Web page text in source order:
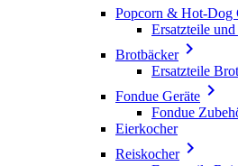
Popcorn & Hot-Dog
Ersatzteile
Brotbäcker
Ersatzteile
Fondue Geräte 
Fondue
Eierkocher
Reiskocher